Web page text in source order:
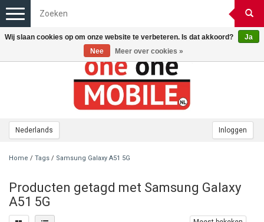
Nederlands Inloggen
Toggle
navigation
Home / Tags / Samsung Galaxy A51 5G
Producten getagd met Samsung Galaxy
A51 5G
Wij slaan cookies op om onze website te verbeteren. Is dat akkoord?
Ja
Nee
Meer over cookies »